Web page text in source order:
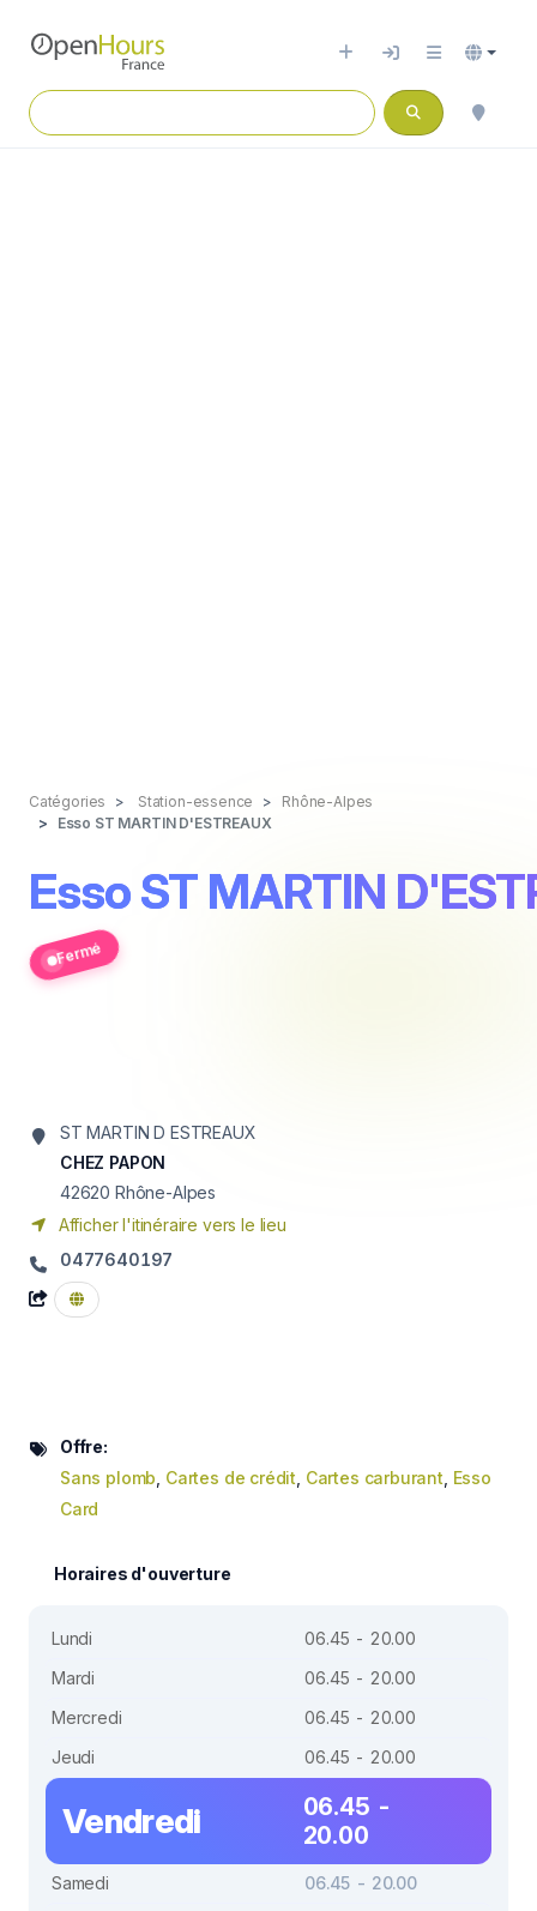
Catégories Station-essence
Rhône-Alpes
Esso ST MARTIN D'ESTREAUX
Esso ST MARTIN
Fermé
ST MARTIN D ESTREAUX
CHEZ PAPON
42620 Rhône-Alpes
Afficher l'itinéraire vers le lieu
0477640197
Offre:
Sans plomb Cartes de crédit Cartes carburant Esso
Card
Horaires d'ouverture
Lundi
06.45 - 20.00
Mardi
06.45 - 20.00
Mercredi
06.45 - 20.00
Jeudi
06.45 - 20.00
Vendredi
06.45 -
20.00
Samedi
06.45 - 20.00